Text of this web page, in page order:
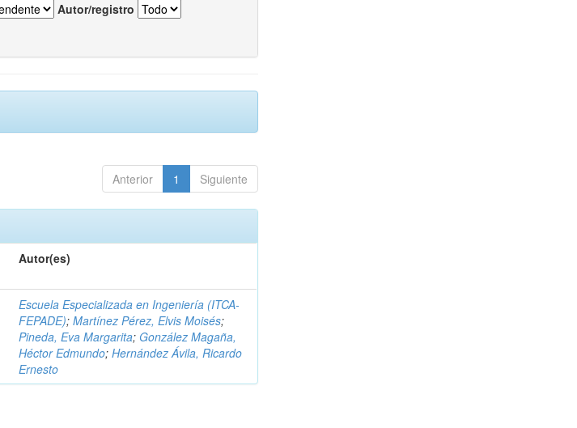
Autor/registro
Anterior 1 Siguiente
Autor(es)
Escuela Especializada en Ingeniería (ITCA-
FEPADE);Martínez Pérez, Elvis Moisés;
Pineda, Eva Margarita; González Magaña,
Héctor Edmundo;Hernández Ávila, Ricardo
Ernesto